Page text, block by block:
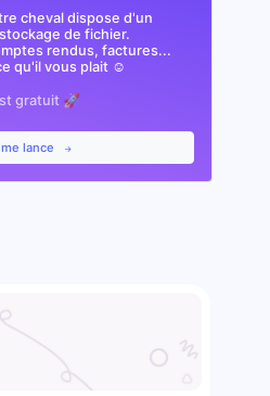
cheval dispose d'un
de fichier.
rendus, factures...
qu'il vous plait ☺️
gratuit 🚀
lance